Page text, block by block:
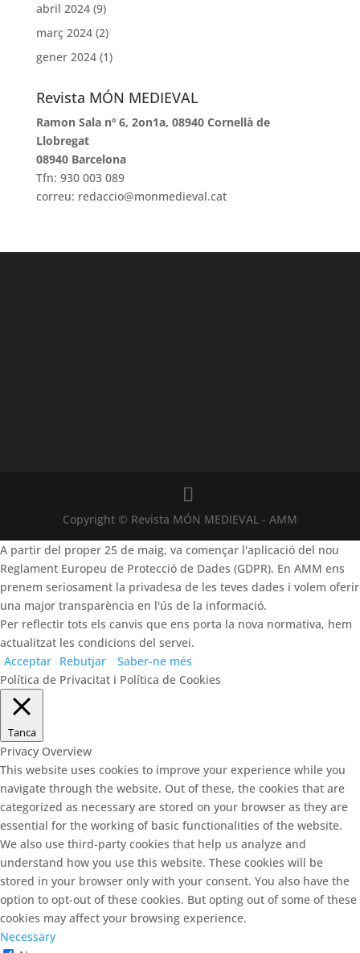
abril 2024(9)
març 2024(2)
gener 2024(1)
Revista MÓN MEDIEVAL
Ramon Sala nº 6, 2on1a, 08940 Cornellà de
Llobregat
08940 Barcelona
Tfn: 930 003 089
correu: redaccio@monmedieval.cat
Copyright © Revista MÓN MEDIEVAL - AMM
A partir del proper 25 de maig, va començar l'aplicació del nou
Reglament Europeu de Protecció de Dades (GDPR). En AMM ens
prenem seriosament la privadesa de les teves dades i volem oferir
una major transparència en l'ús de la informació.
Per reflectir tots els canvis que ens porta la nova normativa, hem
actualitzat les condicions del servei.
Acceptar Rebutjar
Saber-ne més
Política de Privacitat i Política de Cookies
Tanca
Privacy Overview
This website uses cookies to improve your experience while you
navigate through the website. Out of these, the cookies that are
categorized as necessary are stored on your browser as they are
essential for the working of basic functionalities of the website.
We also use third-party cookies that help us analyze and
understand how you use this website. These cookies will be
stored in your browser only with your consent. You also have the
option to opt-out of these cookies. But opting out of some of these
cookies may affect your browsing experience.
Necessary